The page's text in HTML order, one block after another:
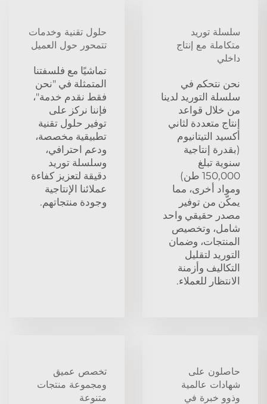
سلسلة توريد
متكاملة مع إنتاج
داخلي
نحن نتحكم في
سلسلة التوريد لدينا
من خلال قواعد
إنتاج متعددة لثاني
أكسيد التيتانيوم
(بقدرة إنتاجية
سنوية تبلغ
150,000 طن)
ومواد أخرى، مما
يمكّن من توفير
مصدر حقيقي واحد
شامل، وتخصيص
المنتجات، وضمان
التوريد لتقليل
التكاليف وأزمنة
الانتظار للعملاء.
حلول تقنية وخدمات
تتمحور حول العميل
تماشيًا مع فلسفتنا
المتمثلة في "نحن
فقط نقدم خدمة"،
فإننا نركز على
توفير حلول تقنية
تطبيقية مخصصة،
ودعم احترافي،
وسلسلة توريد
دقيقة لتعزيز كفاءة
عملائنا الإنتاجية
وجودة منتجاتهم.
حاصلون على
شهادات عالمية
وذوو خبرة في
تخصص عميق
ومجموعة منتجات
متنوعة